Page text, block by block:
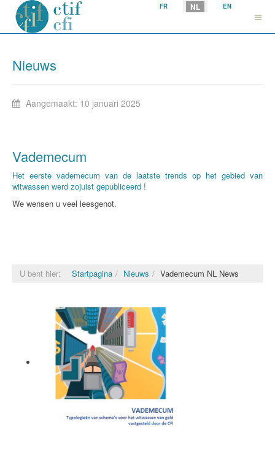
Selecteer uw taal
FR NL EN
Nieuws
Aangemaakt: 10 januari 2025
Vademecum
Het eerste vademecum van de laatste trends op het gebied van
witwassen werd zojuist gepubliceerd !
We wensen u veel leesgenot.
U bent hier: Startpagina Nieuws Vademecum NL News